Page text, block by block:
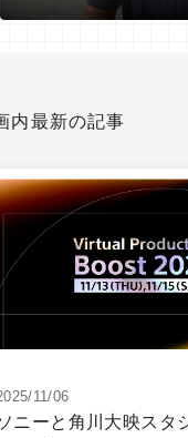
内最新の記事
11/06
ニーと角川大映スタ